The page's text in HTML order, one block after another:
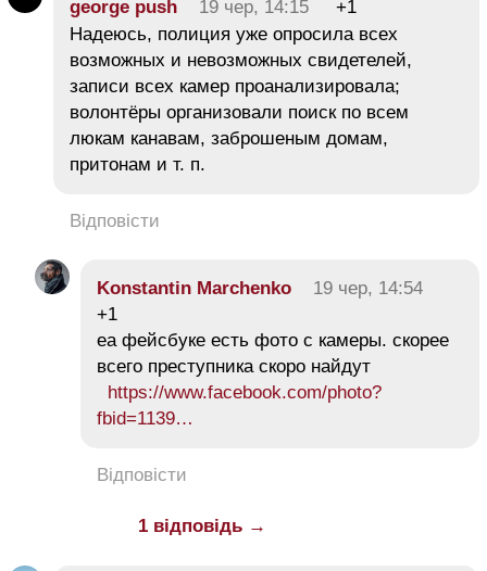
george push 19 чер, 14:15
+1
Надеюсь, полиция уже опросила всех
возможных и невозможных свидетелей,
записи всех камер проанализировала;
волонтёры организовали поиск по всем
люкам канавам, заброшеным домам,
притонам и т. п.
Відповісти
Konstantin Marchenko
19 чер, 14:54
+1
еа фейсбуке есть фото с камеры. скорее
всего преступника скоро найдут
https://www.facebook.com/photo?
fbid=1139…
Відповісти
1 відповідь →